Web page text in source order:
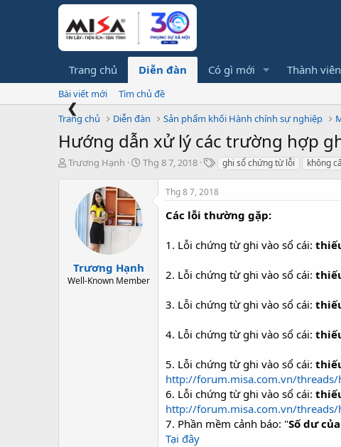
Trang chủ Diễn đàn Có gì mới Thành viên
Bài viết mới Tìm chủ đề
❮
Trang chủ Diễn đàn Sản phẩm khối Hành chính sự nghiệp
Hướng dẫn xử lý các trường hợp
T
r
Trương Hạnh
N
ử
Thg 8 7, 2018
T
k
ó
ghi sổ chứng từ lỗi không
Trương Hạnh
Well-Known Member
Thg 8 7, 2018
Các lỗi thường gặp:
1. Lỗi chứng từ ghi vào sổ cái:
2. Lỗi chứng từ ghi vào sổ cái:
3. Lỗi chứng từ ghi vào sổ cái:
4. Lỗi chứng từ ghi vào sổ cái:
5. Lỗi chứng từ ghi vào sổ cái:
http://forum.misa.com.vn/
6. Lỗi chứng từ ghi vào sổ cái:
http://forum.misa.com.vn/
7. Phần mềm cảnh báo: "Số dư
Tại đây